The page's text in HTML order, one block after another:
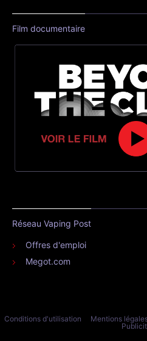
Film documentaire
Réseau Vaping Post
Offres d'emploi
Megot.com
Conditions d'utilisation Mentions